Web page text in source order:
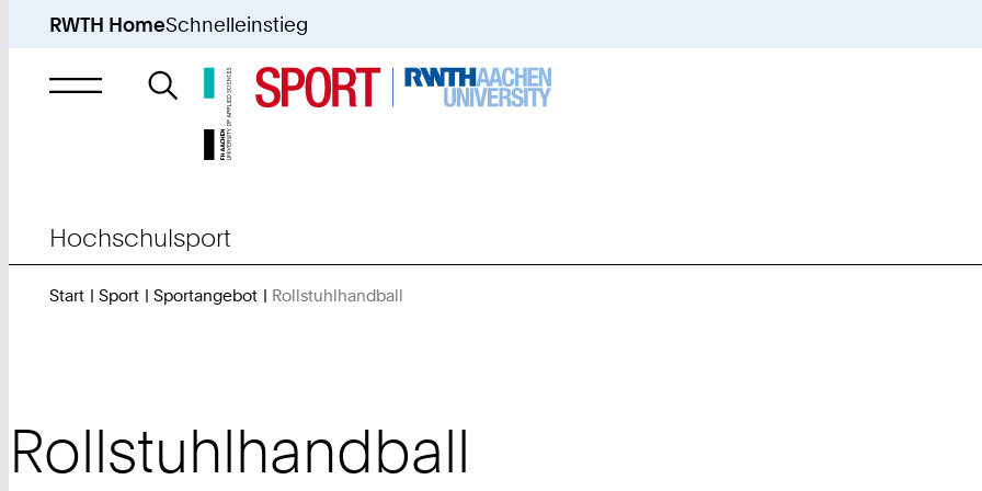
RWTH HomeSchnelleinstieg
Suche
nach
Hochschulsport
Start Sport Sportangebot Rollstuhlhandball
Rollstuhlhandball